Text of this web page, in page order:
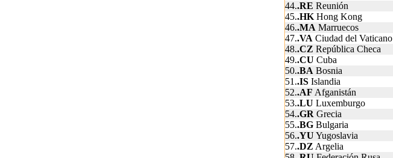
44..RE Reunión
45..HK Hong Kong
46..MA Marruecos
47..VA Ciudad del Vaticano
48..CZ República Checa
49..CU Cuba
50..BA Bosnia
51..IS Islandia
52..AF Afganistán
53..LU Luxemburgo
54..GR Grecia
55..BG Bulgaria
56..YU Yugoslavia
57..DZ Argelia